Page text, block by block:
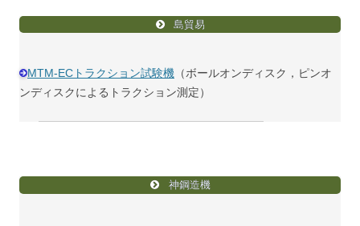
島貿易
MTM-ECトラクション試験機 （ボールオンディスク，ピンオ
ンディスクによるトラクション測定）
神鋼造機